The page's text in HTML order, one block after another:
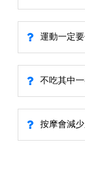
運動一定
不吃其中
按摩會減